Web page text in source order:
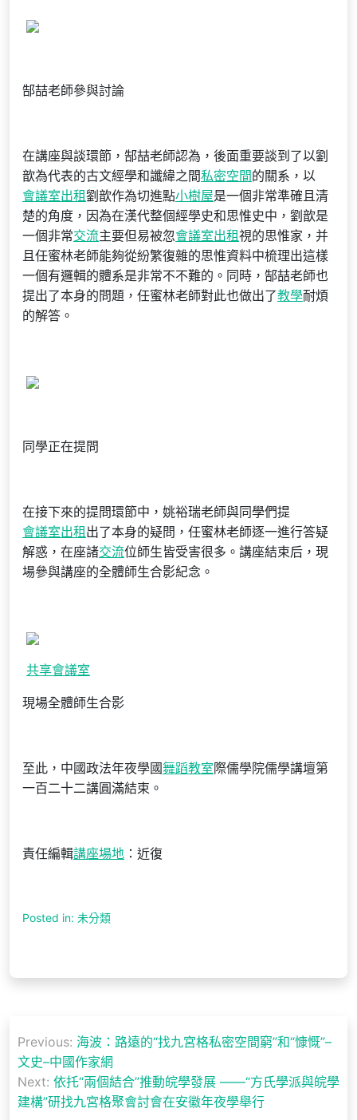
郜喆老師參與討論
在講座與談環節，郜喆老師認為，後面重要談到了以劉
歆為代表的古文經學和讖緯之間私密空間的關系，以
會議室出租劉歆作為切進點小樹屋是一個非常準確且清
楚的角度，因為在漢代整個經學史和思惟史中，劉歆是
一個非常交流主要但易被忽會議室出租視的思惟家，并
且任蜜林老師能夠從紛繁復雜的思惟資料中梳理出這樣
一個有邏輯的體系是非常不不難的。同時，郜喆老師也
提出了本身的問題，任蜜林老師對此也做出了教學耐煩
的解答。
同學正在提問
在接下來的提問環節中，姚裕瑞老師與同學們提
會議室出租 出了本身的疑問，任蜜林老師逐一進行答疑
解惑，在座諸交流位師生皆受害很多。講座結束后，現
場參與講座的全體師生合影紀念。
共享會議室
現場全體師生合影
至此，中國政法年夜學國舞蹈教室際儒學院儒學講壇第
一百二十二講圓滿結束。
責任編輯講座場地 ：近復
Posted in: 未分類
章
導
覽
Previous: 海波：路遠的“找九宮格私密空間窮”和“慷慨”–
文史–中國作家網
Next: 依托“兩個結合”推動皖學發展 ——“方氏學派與皖學
建構”研找九宮格聚會討會在安徽年夜學舉行